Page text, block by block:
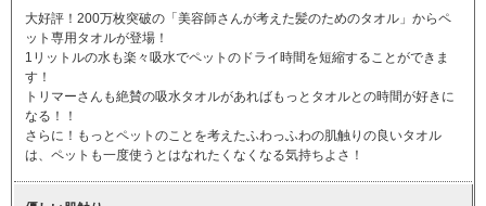
大好評！200万枚突破の「美容師さんが考えた髪のためのタオル」からペ
ット専用タオルが登場！
1リットルの水も楽々吸水でペットのドライ時間を短縮することができま
す！
トリマーさんも絶賛の吸水タオルがあればもっとタオルとの時間が好きに
なる！！
さらに！もっとペットのことを考えたふわっふわの肌触りの良いタオル
は、ペットも一度使うとはなれたくなくなる気持ちよさ！